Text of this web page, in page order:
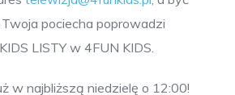
pociecha poprowadzi
LISTY w 4FUN KIDS.
w najbliższą niedzielę o 12:00!